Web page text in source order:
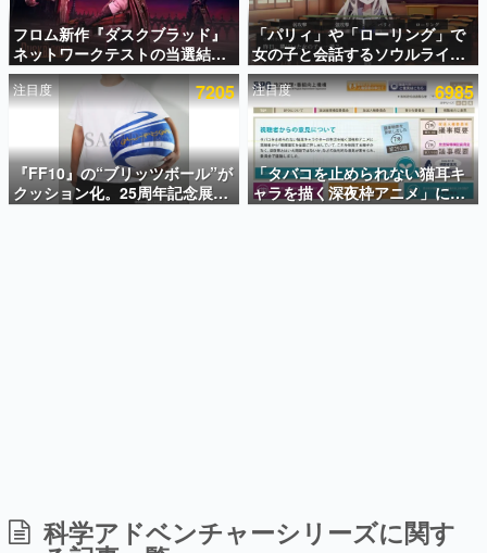
アプリセール情報
インタビュー
連載・特集一覧
殿堂入り記事
SNS拡散数が数千以上！ ページビュー数万以上！ などな
ど。多くの人々に読まれた、電ファミ渾身の“殿堂入り”記
事をまとめました。
日本のコンテンツ産業やカルチャーに与えた影響を探る企
画です。
フロム新作『ダスクブラッド』
ネットワークテストの当選結果
が8月7日22時に発表。応募サイ
トのマイページから確認可能、
テスト実施は8月21日～24日
「パリィ」や「ローリング」で
女の子と会話するソウルライク
恋愛ゲーム『小早川さんはソウ
ルライク』無料公開。返事に失
敗すると「YOU DIED」
注目度 7205
『FF10』の“ブリッツボール”が
クッション化。25周年記念展
「FINAL FANTASY X
注目度 6985
「タバコを止められない猫耳キ
ャラを描く深夜枠アニメ」に視
聴者の一部から批判意見。違法
科学アドベンチャーシリーズに関す